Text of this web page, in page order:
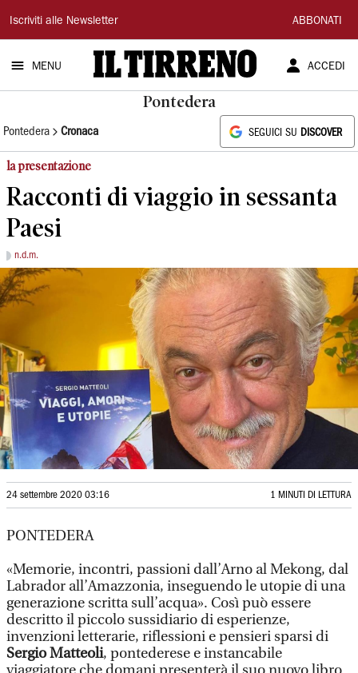
Il
Tirreno
Iscriviti alle Newsletter ABBONATI
MENU ACCEDI
Pontedera
Pontedera Cronaca SEGUICI SU DISCOVER
la presentazione
Racconti di viaggio in sessanta
Paesi
n.d.m.
24 settembre 2020 03:16 1 MINUTI DI LETTURA
PONTEDERA
«Memorie, incontri, passioni dall’Arno al Mekong, dal
Labrador all’Amazzonia, inseguendo le utopie di una
generazione scritta sull’acqua». Così può essere
descritto il piccolo sussidiario di esperienze,
invenzioni letterarie, riflessioni e pensieri sparsi di
Sergio Matteoli, pontederese e instancabile